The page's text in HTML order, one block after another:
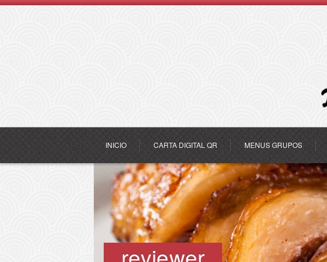
INICIO CARTA DIGITAL QR MENUS GRUPOS